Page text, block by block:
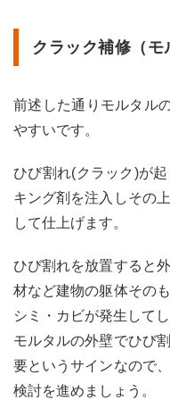
クラック補修（モ
前述した通りモルタル
やすいです。
ひび割れ(クラック)が
キング剤を注入しその
して仕上げます。
ひび割れを放置すると
材など建物の躯体その
シミ・カビが発生して
モルタルの外壁でひび
要というサインなので
検討を進めましょう。